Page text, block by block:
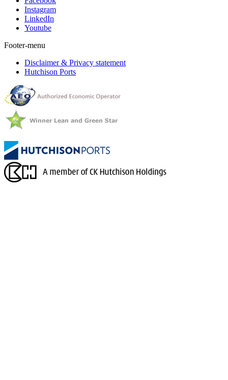
Instagram
LinkedIn
Youtube
Footer-menu
Disclaimer & Privacy statement
Hutchison Ports